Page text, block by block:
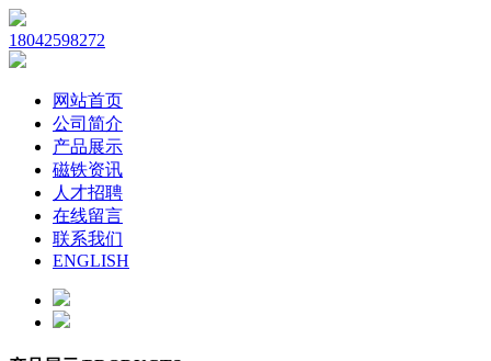
18042598272
网站首页
公司简介
产品展示
磁铁资讯
人才招聘
在线留言
联系我们
ENGLISH